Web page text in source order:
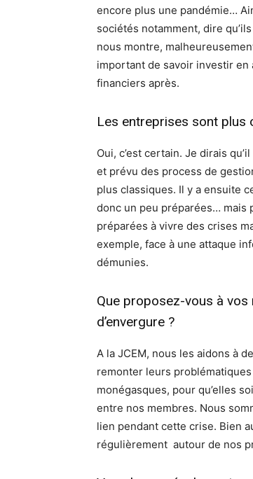
encore plus une pandémie…
sociétés notamment, dire
nous montre,
important de savoir investir
financiers après.
Les entreprises sont plus
Oui, c’est certain. Je dirais
et prévu des process de
plus classiques. Il y a ensuite
donc un peu préparées… mais
préparées à vivre des crises
exemple, face à une attaque
démunies.
Que proposez-vous à
d’envergure ?
A la JCEM, nous les aidons à
remonter leurs
monégasques, pour qu’elles
entre nos membres. Nous
lien pendant cette crise. Bien
régulièrement autour de nos